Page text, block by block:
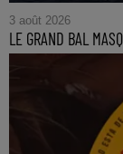
3 août 2026
LE GRAND BAL